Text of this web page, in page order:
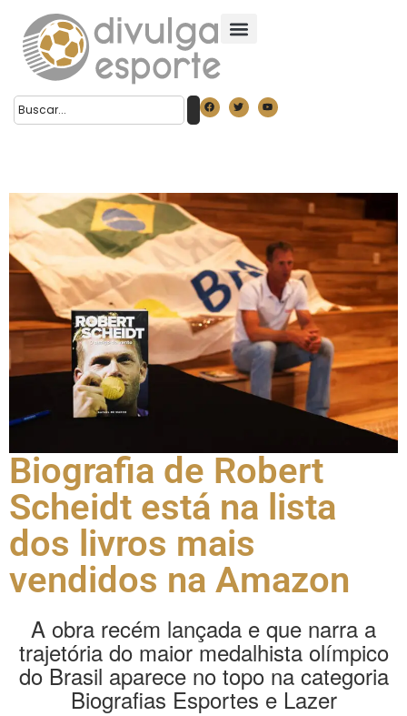
Biografia de Robert
Scheidt está na lista
dos livros mais
vendidos na Amazon
A obra recém lançada e que narra a
trajetória do maior medalhista olímpico
do Brasil aparece no topo na categoria
Biografias Esportes e Lazer